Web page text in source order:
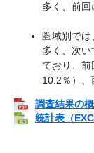
多く、前回
圏域別で
多く、次
ており、
10.2％）、
調査結果の
統計表（